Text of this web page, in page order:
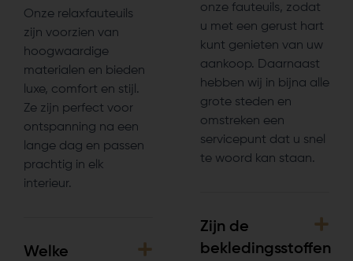
Onze relaxfauteuils
zijn voorzien van
hoogwaardige
materialen en bieden
luxe, comfort en stijl.
Ze zijn perfect voor
ontspanning na een
lange dag en passen
prachtig in elk
interieur.
Welke
onze fauteuils, zodat
u met een gerust hart
kunt genieten van uw
aankoop. Daarnaast
hebben wij in bijna alle
grote steden en
omstreken een
servicepunt dat u snel
te woord kan staan.
Zijn de
bekledingsstoffen